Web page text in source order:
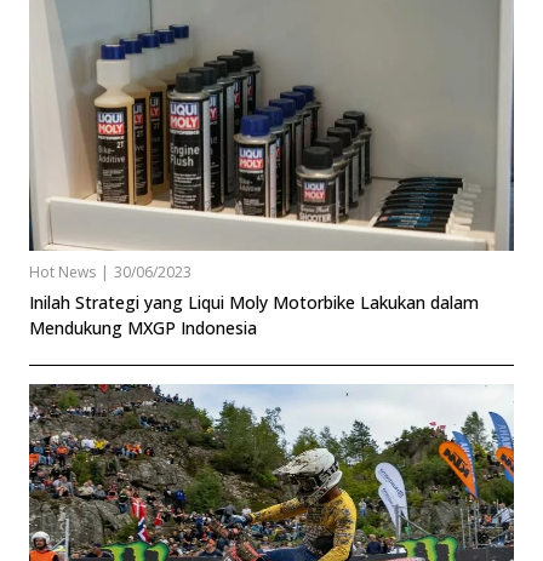
Hot News | 30/06/2023
Inilah Strategi yang Liqui Moly Motorbike Lakukan dalam
Mendukung MXGP Indonesia